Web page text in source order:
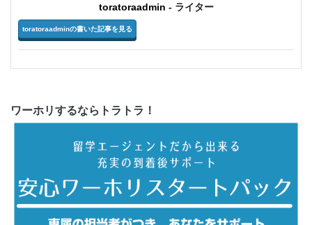
toratoraadmin - ライター
toratoraadminの書いた記事を見る
ワーホリするならトラトラ！